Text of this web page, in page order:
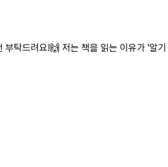
탁드려요!🙌 저는 책을 읽는 이유가 '알